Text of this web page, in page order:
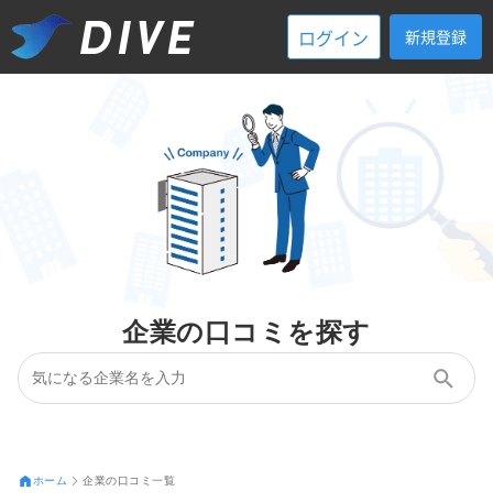
ログイン 新規登録
企業の口コミを探す
ホーム 企業の口コミ一覧